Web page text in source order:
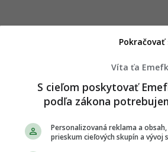
Víta ťa
S cieľom poskytovať
podľa zákona
Personalizovaná reklama a
prieskum cieľových skupín a vývoj